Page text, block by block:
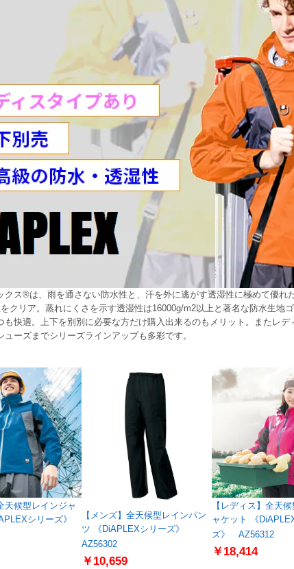
クス®は、雨を通さない防水性と、汗を外に逃がす透湿性に極めて優れ
クリア。蒸れにくさを示す透湿性は16000g/m2以上と著名な防水生地
も快適。上下を別別に必要な方だけ購入出来るのもメリット。またレ
ューズまでシリーズラインアップも多彩です。
天候型レインジャ
シリーズ》
【メンズ】全天候型レインパン
ツ 《DiAPLEXシリーズ》
AZ56302
￥10,659
【レディス】全天
ャケット 《
ズ》 AZ56312
￥18,414